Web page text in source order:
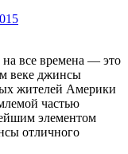
все времена — это
веке джинсы
жителей Америки
частью
элементом
отличного